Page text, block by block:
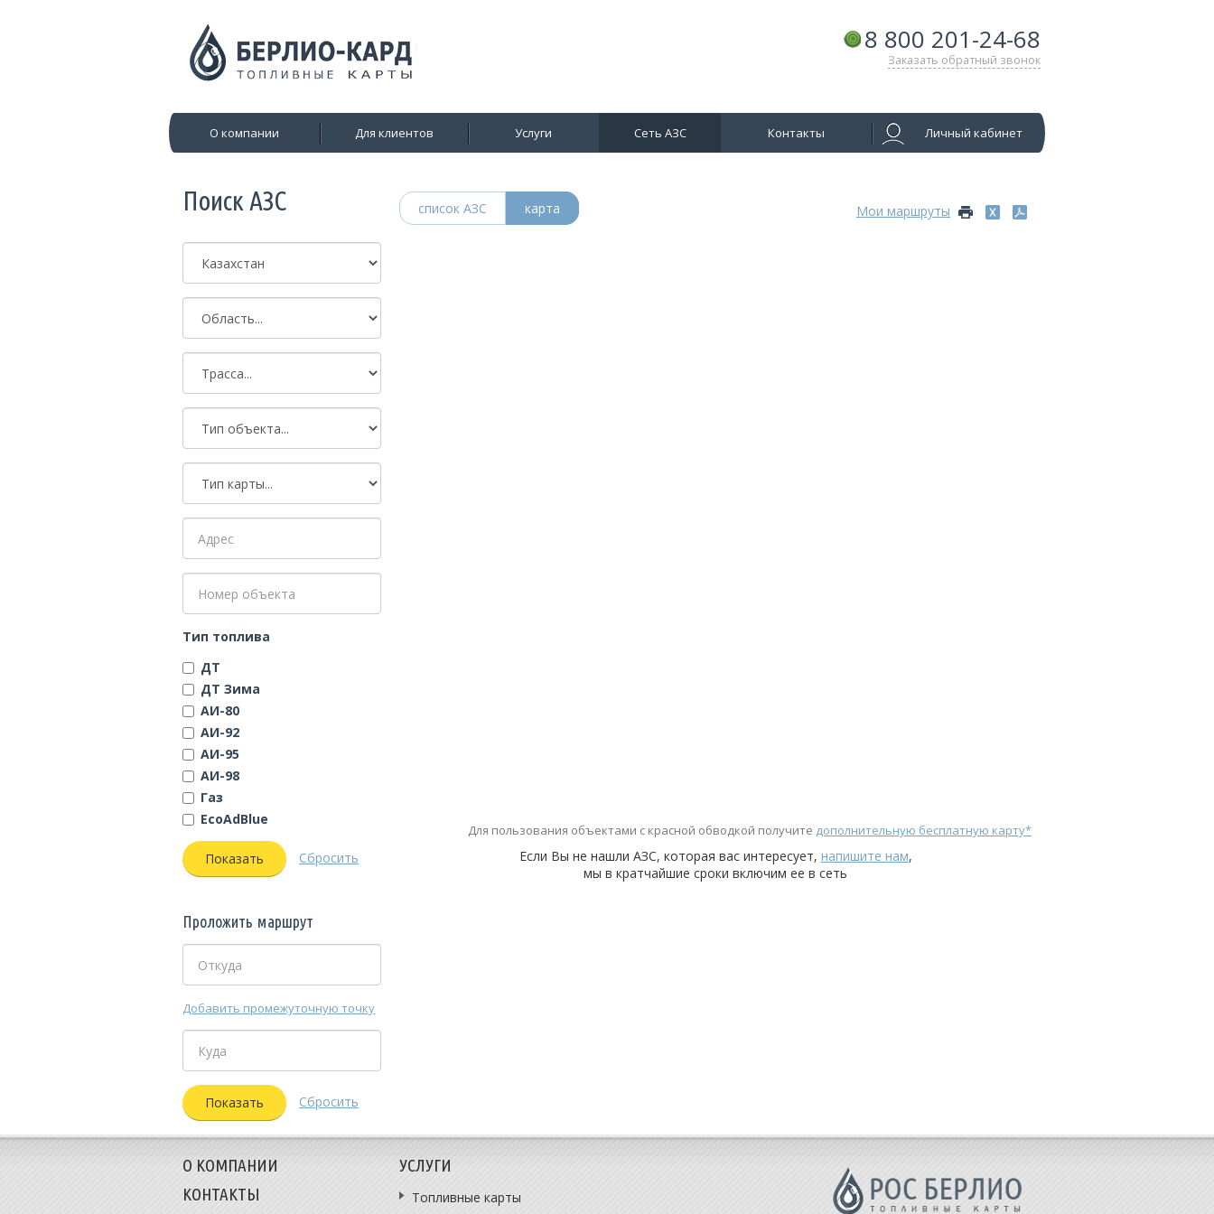
8 800 201-24-68
Заказать обратный звонок
О компании Для клиентов Услуги Сеть АЗС Контакты Личный кабинет
Поиск АЗС
Тип топлива
ДТ
ДТ Зима
АИ-80
АИ-92
АИ-95
АИ-98
Газ
EcoAdBlue
Сбросить
Проложить маршрут
Добавить промежуточную точку
Показать Сбросить
список АЗС карта Мои маршруты
Для пользования объектами с красной обводкой получите дополнительную бесплатную карту*
Если Вы не нашли АЗС, которая вас интересует, напишите нам,
мы в кратчайшие сроки включим ее в сеть
О КОМПАНИИ
КОНТАКТЫ
УСЛУГИ
Топливные карты